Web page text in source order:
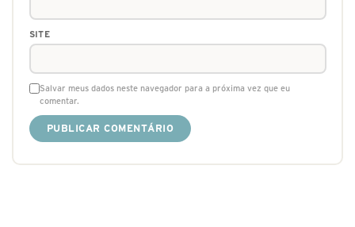
SITE
Salvar meus dados neste navegador para a próxima vez que eu
comentar.